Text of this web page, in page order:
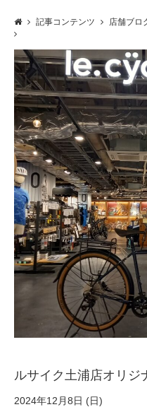
サービスのご案内
サービス全般
修理・メンテナンス工賃
盗難保証
SpotMateログイン
オリジナル自転車
Norwayシリーズ
記事コンテンツ 店舗ブロ
ルサイク土浦店オリジ
2024年12月8日 (日)